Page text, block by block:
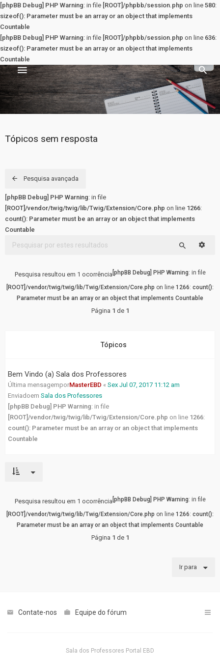
[phpBB Debug] PHP Warning: in file [ROOT]/phpbb/session.php on line 580:
sizeof(): Parameter must be an array or an object that implements
Countable
[phpBB Debug] PHP Warning: in file [ROOT]/phpbb/session.php on line 636:
sizeof(): Parameter must be an array or an object that implements
Countable
Sala dos Professores
Registrar
Entrar
Tópicos
Tópicos
avançada
FAQ
Equipe
do
fórum
Tópicos sem resposta
Pesquisa avançada
[phpBB Debug] PHP Warning: in file
[ROOT]/vendor/twig/twig/lib/Twig/Extension/Core.php on line 1266:
count(): Parameter must be an array or an object that implements
Countable
Pesquisa resultou em 1 ocorrência [phpBB Debug] PHP Warning: in file
[ROOT]/vendor/twig/twig/lib/Twig/Extension/Core.php on line 1266: count():
Parameter must be an array or an object that implements Countable
Página 1 de 1
Tópicos
Bem Vindo (a) Sala dos Professores
Última mensagemporMasterEBD « Sex Jul 07, 2017 11:12 am
Enviadoem Sala dos Professores
[phpBB Debug] PHP Warning: in file
[ROOT]/vendor/twig/twig/lib/Twig/Extension/Core.php on line 1266:
count(): Parameter must be an array or an object that implements
Countable
Pesquisa resultou em 1 ocorrência [phpBB Debug] PHP Warning: in file
[ROOT]/vendor/twig/twig/lib/Twig/Extension/Core.php on line 1266: count():
Parameter must be an array or an object that implements Countable
Página 1 de 1
Ir para
Contate-nos Equipe do fórum
Sala dos Professores Portal EBD